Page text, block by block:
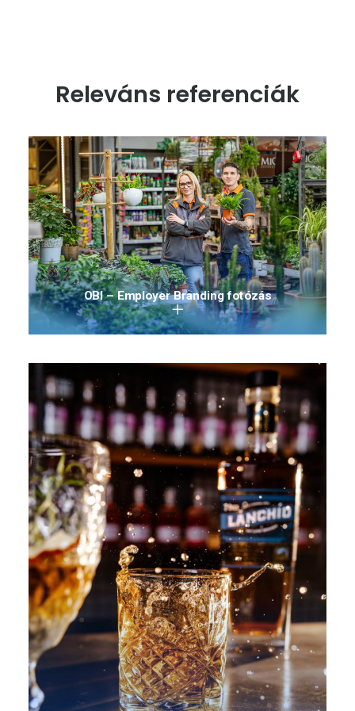
Releváns referenciák
OBI – Employer Branding fotózás